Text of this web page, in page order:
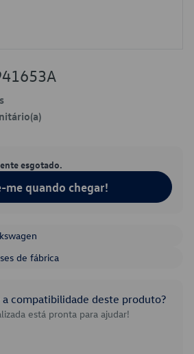
esgotado.
me quando chegar!
de fábrica
a compatibilidade deste produto?
está pronta para ajudar!